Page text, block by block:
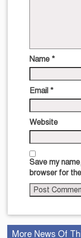
Name *
Email *
Website
Save my
browser for
More News Of